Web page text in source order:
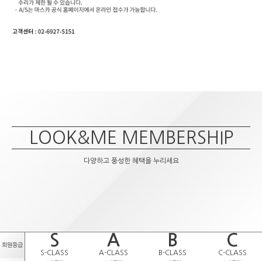
LOOK&ME MEMBERSHIP
다양하고 풍성한 혜택을 누리세요
회원등급 S A B C
S-CLASS A-CLASS B-CLASS C-CLASS